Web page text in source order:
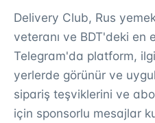
Delivery Club, Rus
veteranı ve BDT'deki en
Telegram'da platform,
yerlerde görünür ve
sipariş teşviklerini ve
için sponsorlu mesajlar